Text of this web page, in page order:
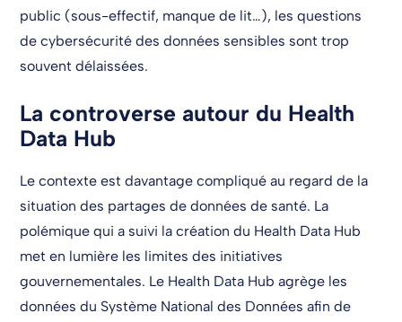
public (sous-effectif, manque de lit…), les questions
de cybersécurité des données sensibles sont trop
souvent délaissées.
La controverse autour du Health
Data Hub
Le contexte est davantage compliqué au regard de la
situation des partages de données de santé. La
polémique qui a suivi la création du Health Data Hub
met en lumière les limites des initiatives
gouvernementales. Le Health Data Hub agrège les
données du Système National des Données afin de